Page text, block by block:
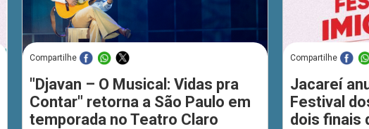
Compartilhe
"Djavan – O Musical: Vidas pra
Contar" retorna a São Paulo em
temporada no Teatro Claro
Compartilhe
Jacareí
Festival
dois finais